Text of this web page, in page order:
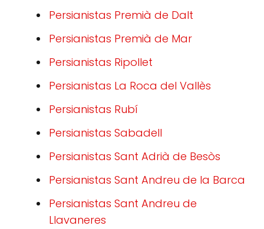
Persianistas Premià de Dalt
Persianistas Premià de Mar
Persianistas Ripollet
Persianistas La Roca del Vallès
Persianistas Rubí
Persianistas Sabadell
Persianistas Sant Adrià de Besòs
Persianistas Sant Andreu de la Barca
Persianistas Sant Andreu de
Llavaneres